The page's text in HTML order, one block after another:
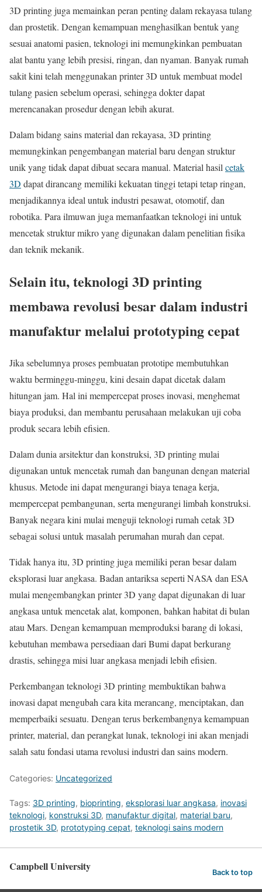
3D printing juga memainkan peran penting dalam rekayasa tulang
dan prostetik. Dengan kemampuan menghasilkan bentuk yang
sesuai anatomi pasien, teknologi ini memungkinkan pembuatan
alat bantu yang lebih presisi, ringan, dan nyaman. Banyak rumah
sakit kini telah menggunakan printer 3D untuk membuat model
tulang pasien sebelum operasi, sehingga dokter dapat
merencanakan prosedur dengan lebih akurat.
Dalam bidang sains material dan rekayasa, 3D printing
memungkinkan pengembangan material baru dengan struktur
unik yang tidak dapat dibuat secara manual. Material hasil cetak
3D dapat dirancang memiliki kekuatan tinggi tetapi tetap ringan,
menjadikannya ideal untuk industri pesawat, otomotif, dan
robotika. Para ilmuwan juga memanfaatkan teknologi ini untuk
mencetak struktur mikro yang digunakan dalam penelitian fisika
dan teknik mekanik.
Selain itu, teknologi 3D printing
membawa revolusi besar dalam industri
manufaktur melalui prototyping cepat
Jika sebelumnya proses pembuatan prototipe membutuhkan
waktu berminggu-minggu, kini desain dapat dicetak dalam
hitungan jam. Hal ini mempercepat proses inovasi, menghemat
biaya produksi, dan membantu perusahaan melakukan uji coba
produk secara lebih efisien.
Dalam dunia arsitektur dan konstruksi, 3D printing mulai
digunakan untuk mencetak rumah dan bangunan dengan material
khusus. Metode ini dapat mengurangi biaya tenaga kerja,
mempercepat pembangunan, serta mengurangi limbah konstruksi.
Banyak negara kini mulai menguji teknologi rumah cetak 3D
sebagai solusi untuk masalah perumahan murah dan cepat.
Tidak hanya itu, 3D printing juga memiliki peran besar dalam
eksplorasi luar angkasa. Badan antariksa seperti NASA dan ESA
mulai mengembangkan printer 3D yang dapat digunakan di luar
angkasa untuk mencetak alat, komponen, bahkan habitat di bulan
atau Mars. Dengan kemampuan memproduksi barang di lokasi,
kebutuhan membawa persediaan dari Bumi dapat berkurang
drastis, sehingga misi luar angkasa menjadi lebih efisien.
Perkembangan teknologi 3D printing membuktikan bahwa
inovasi dapat mengubah cara kita merancang, menciptakan, dan
memperbaiki sesuatu. Dengan terus berkembangnya kemampuan
printer, material, dan perangkat lunak, teknologi ini akan menjadi
salah satu fondasi utama revolusi industri dan sains modern.
Categories: Uncategorized
Tags: 3D printing, bioprinting, eksplorasi luar angkasa, inovasi
teknologi, konstruksi 3D, manufaktur digital, material baru,
prostetik 3D, prototyping cepat, teknologi sains modern
Campbell University Back to top